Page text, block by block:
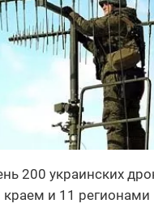
200 украинских
и 11 регионами